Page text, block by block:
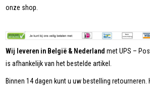
onze shop.
Wij leveren in België & Nederland met UPS –
is afhankelijk van het bestelde artikel.
Binnen 14 dagen kunt u uw bestelling retourneren.